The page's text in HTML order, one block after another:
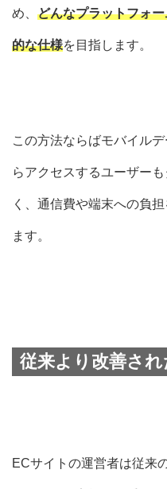
め、 どんなプラットフォ
的な仕様を目指します。
この方法ならばモバイル
らアクセスするユーザー
く、通信費や端末への負
ます。
従来より改善され
ECサイトの運営者は従来